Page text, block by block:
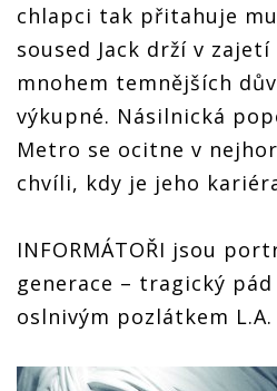
chlapci tak přitahuje
soused Jack drží v
mnohem temnějších
výkupné. Násilnická
Metro se ocitne v
chvíli, kdy je jeho
INFORMÁTOŘI jsou
generace – tragický
oslnivým pozlátkem L.A.